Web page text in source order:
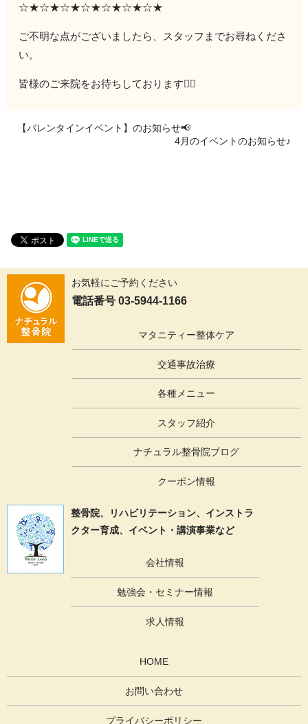
☆★☆★☆★☆★☆★☆★☆★
ご不明な点がございましたら、スタッフまでお尋ねくださ
い。
皆様のご来院をお待ちしております🙇‍♂️
【バレンタインイベント】のお知らせ📢
4月のイベントのお知らせ♪
お気軽にご予約ください
電話番号 03-5944-1166
マタニティー整体ケア
交通事故治療
各種メニュー
スタッフ紹介
ナチュラル整骨院ブログ
クーポン情報
整骨院、リハビリテーション、 インストラ
クター育成、イベント・講演事業など
会社情報
勉強会・セミナー情報
求人情報
HOME
お問い合わせ
プライバシーポリシー